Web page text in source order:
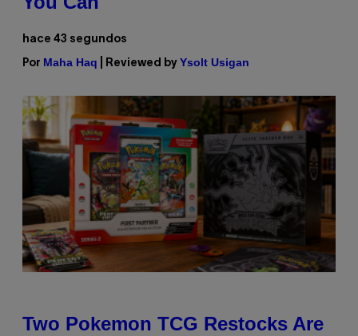
hace 43 segundos
Por Maha Haq | Reviewed by Ysolt Usigan
Two Pokemon TCG Restocks Are